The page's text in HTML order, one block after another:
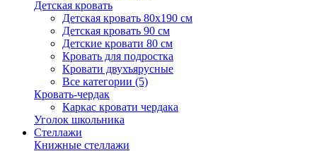
Детская кровать
Детская кровать 80х190 см
Детская кровать 90 см
Детские кровати 80 см
Кровать для подростка
Кровати двухъярусные
Все категории (5)
Кровать-чердак
Каркас кровати чердака
Уголок школьника
Стеллажи
Книжные стеллажи